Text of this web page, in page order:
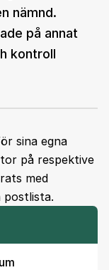
nämnd.
på annat
kontroll
sina egna
på respektive
med
postlista.